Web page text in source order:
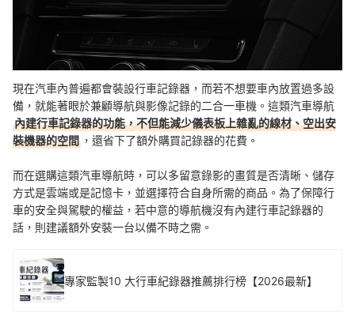
現在汽車內普遍都會裝設行車記錄器，而若不想要車內放置過多設
備，就能著眼於兼顧導航與影像記錄的二合一車機。這類汽車導航
內建行車記錄器的功能，不但能減少儀表板上雜亂的線材、空出安
裝機器的空間 ，還省下了額外購買記錄器的花費。
而在選購這類汽車導航時，可以多留意錄影的畫質是否清晰、儲存
方式是雲端或是記憶卡，並選擇符合自身所需的商品。為了保障行
車的安全與駕駛的權益，若中意的導航機沒有內建行車記錄器的
話，則建議額外安裝一台以備不時之需。
專家監製10 大行車紀錄器推薦排行榜【2026最新】